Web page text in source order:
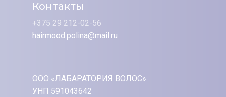
Контакты
+375 29 212-02-56
hairmood.polina@mail.ru
ООО «ЛАБАРАТОРИЯ ВОЛОС»
УНП 591043642